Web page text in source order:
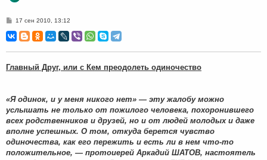
С
о
б
и
17 сен 2010, 13:12
Главный Друг, или с Кем преодолеть одиночество
«Я одинок, и у меня никого нет» — эту жалобу можно
услышать не только от пожилого человека, похоронившего
всех родственников и друзей, но и от людей молодых и даже
вполне успешных. О том, откуда берется чувство
одиночества, как его пережить и есть ли в нем что-то
положительное, — протоиерей Аркадий ШАТОВ, настоятель